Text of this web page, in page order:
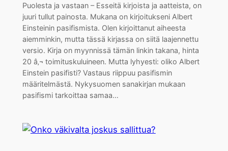
Puolesta ja vastaan – Esseitä kirjoista ja aatteista, on
juuri tullut painosta. Mukana on kirjoitukseni Albert
Einsteinin pasifismista. Olen kirjoittanut aiheesta
aiemminkin, mutta tässä kirjassa on siitä laajennettu
versio. Kirja on myynnissä tämän linkin takana, hinta
20 â‚¬ toimituskuluineen. Mutta lyhyesti: oliko Albert
Einstein pasifisti? Vastaus riippuu pasifismin
määritelmästä. Nykysuomen sanakirjan mukaan
pasifismi tarkoittaa samaa…